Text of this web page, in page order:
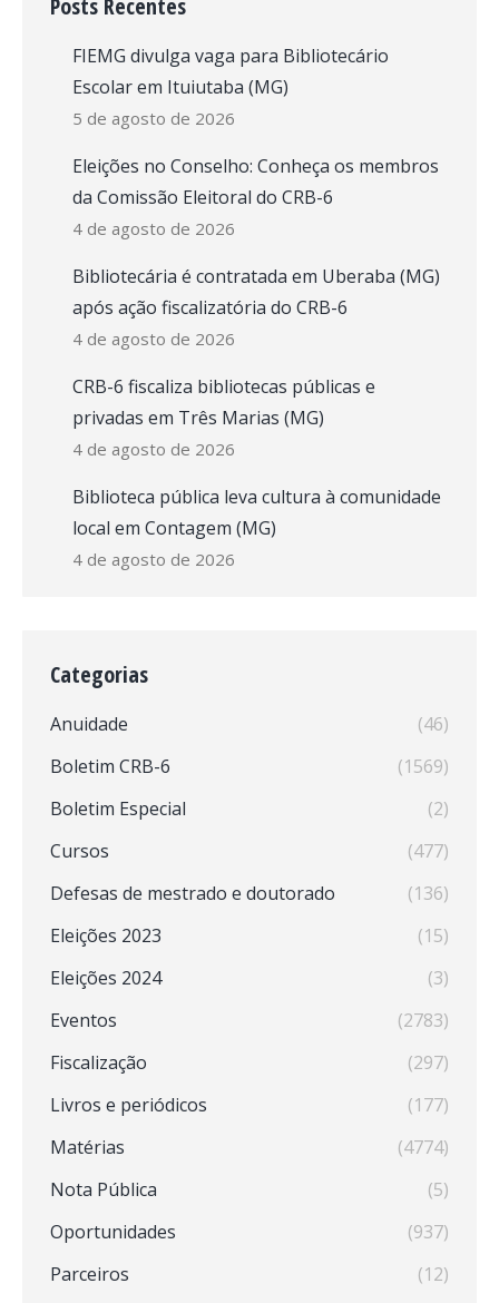
Posts Recentes
FIEMG divulga vaga para Bibliotecário
Escolar em Ituiutaba (MG)
5 de agosto de 2026
Eleições no Conselho: Conheça os membros
da Comissão Eleitoral do CRB-6
4 de agosto de 2026
Bibliotecária é contratada em Uberaba (MG)
após ação fiscalizatória do CRB-6
4 de agosto de 2026
CRB-6 fiscaliza bibliotecas públicas e
privadas em Três Marias (MG)
4 de agosto de 2026
Biblioteca pública leva cultura à comunidade
local em Contagem (MG)
4 de agosto de 2026
Categorias
Anuidade
(46)
Boletim CRB-6
(1569)
Boletim Especial
(2)
Cursos
(477)
Defesas de mestrado e doutorado
(136)
Eleições 2023
(15)
Eleições 2024
(3)
Eventos
(2783)
Fiscalização
(297)
Livros e periódicos
(177)
Matérias
(4774)
Nota Pública
(5)
Oportunidades
(937)
Parceiros
(12)